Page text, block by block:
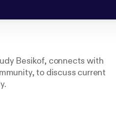
Besikof, connects with
to discuss current